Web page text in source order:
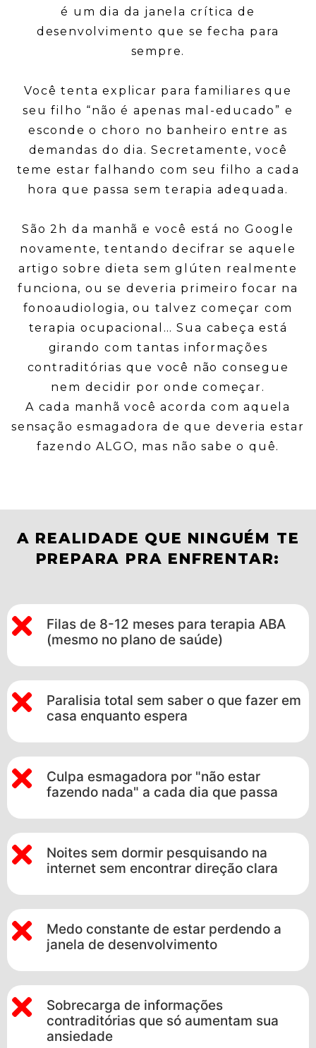
é um dia da janela crítica de
desenvolvimento que se fecha para
sempre.
Você tenta explicar para familiares que
seu filho “não é apenas mal-educado” e
esconde o choro no banheiro entre as
demandas do dia. Secretamente, você
teme estar falhando com seu filho a cada
hora que passa sem terapia adequada.
São 2h da manhã e você está no Google
novamente, tentando decifrar se aquele
artigo sobre dieta sem glúten realmente
funciona, ou se deveria primeiro focar na
fonoaudiologia, ou talvez começar com
terapia ocupacional… Sua cabeça está
girando com tantas informações
contraditórias que você não consegue
nem decidir por onde começar.
A cada manhã você acorda com aquela
sensação esmagadora de que deveria estar
fazendoALGO, mas não sabe o quê.
A REALIDADE QUE NINGUÉM TE
PREPARA PRA ENFRENTAR:
Filas de 8-12 meses para terapia ABA
(mesmo no plano de saúde)
Paralisia total sem saber o que fazer em
casa enquanto espera
Culpa esmagadora por "não estar
fazendo nada" a cada dia que passa
Noites sem dormir pesquisando na
internet sem encontrar direção clara
Medo constante de estar perdendo a
janela de desenvolvimento
Sobrecarga de informações
contraditórias que só aumentam sua
ansiedade